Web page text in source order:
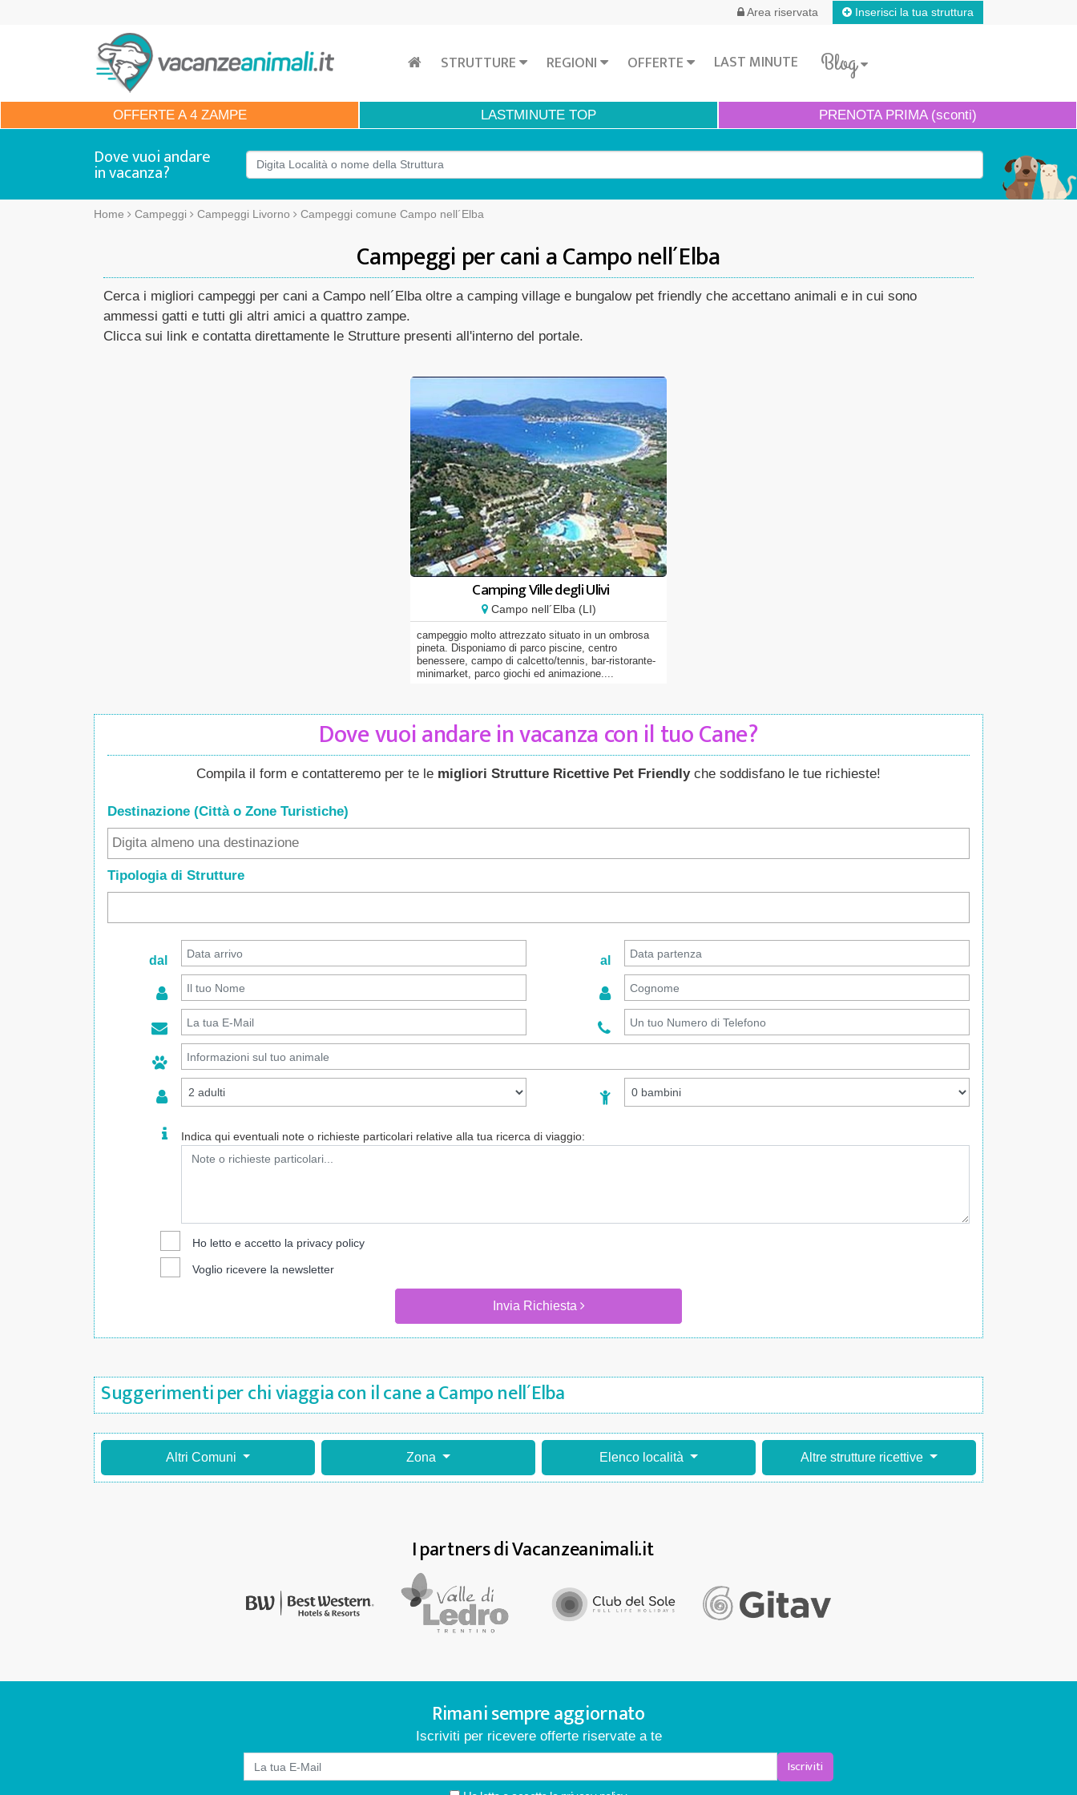
Area riservata Inserisci la tua struttura
STRUTTURE REGIONI OFFERTE LAST MINUTE Blog
OFFERTEA 4 ZAMPE LASTMINUTE TOP PRENOTAPRIMA (sconti)
Dove vuoi andare
in vacanza?
Home Campeggi Campeggi Livorno Campeggi comune Campo nell´Elba
Campeggi per cani a Campo nell´Elba
Cerca i migliori campeggi per cani a Campo nell´Elba oltre a camping village e bungalow pet friendly che accettano animali e in cui sono
ammessi gatti e tutti gli altri amici a quattro zampe.
Clicca sui link e contatta direttamente le Strutture presenti all'interno del portale.
Camping Ville degli Ulivi
Campo nell´Elba (LI)
campeggio molto attrezzato situato in un ombrosa
pineta. Disponiamo di parco piscine, centro
benessere, campo di calcetto/tennis, bar-ristorante-
minimarket, parco giochi ed animazione....
Dove vuoi andare in vacanza con il tuo Cane?
Compila il form e contatteremo per te le migliori Strutture Ricettive Pet Friendlyche soddisfano le tue richieste!
Destinazione (Città o Zone Turistiche)
Tipologia di Strutture
dal al
Indica qui eventuali note o richieste particolari relative alla tua ricerca di viaggio:
Ho letto e accetto la privacy policy
Voglio ricevere la newsletter
Invia Richiesta
Suggerimenti per chi viaggia con il cane a Campo nell´Elba
Altri Comuni Zona Elenco località Altre strutture ricettive
I partners di Vacanzeanimali.it
Rimani sempre aggiornato
Iscriviti per ricevere offerte riservate a te
Iscriviti